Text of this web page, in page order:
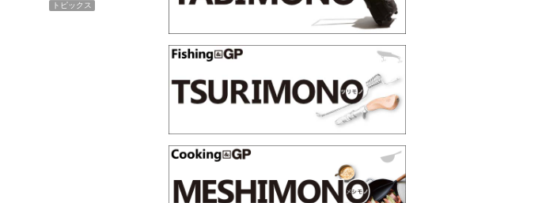
トピックス PR